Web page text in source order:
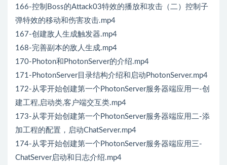
166-控制Boss的Attack03特效的播放和攻击（二）控制子
弹特效的移动和伤害攻击.mp4
167-创建敌人生成触发器.mp4
168-完善副本的敌人生成.mp4
170-Photon和PhotonServer的介绍.mp4
171-PhotonServer目录结构介绍和启动PhotonServer.mp4
172-从零开始创建第一个PhotonServer服务器端应用一-创
建工程,启动类,客户端交互类.mp4
173-从零开始创建第一个PhotonServer服务器端应用二-添
加工程的配置，启动ChatServer.mp4
174-从零开始创建第一个PhotonServer服务器端应用三-
ChatServer启动和日志介绍.mp4